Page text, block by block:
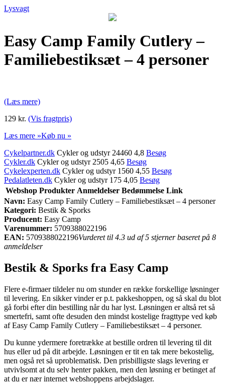
Lysvagt
Easy Camp Family Cutlery –
Familiebestiksæt – 4 personer
(Læs mere)
129 kr. (Vis fragtpris)
Læs mere »Køb nu »
Cykelpartner.dk Cykler og udstyr 24460 4,8 Besøg
Cykler.dk Cykler og udstyr 2505 4,65 Besøg
Cykelexperten.dk Cykler og udstyr 1560 4,55 Besøg
Pedalatleten.dk Cykler og udstyr 175 4,05 Besøg
Webshop Produkter Anmeldelser Bedømmelse Link
Navn: Easy Camp Family Cutlery – Familiebestiksæt – 4 personer
Kategori: Bestik & Sporks
Producent: Easy Camp
Varenummer: 5709388022196
EAN: 5709388022196Vurderet til 4.3 ud af 5 stjerner baseret på 8
anmeldelser
Bestik & Sporks fra Easy Camp
Flere e-firmaer tildeler nu om stunder en række forskellige løsninger
til levering. En sikker vinder er p.t. pakkeshoppen, og så skal du blot
gå forbi efter din bestilling når du har lyst. Løsningen er altså ret så
smertefri, samt ofte desuden den mindst kostelige fragttype ved køb
af Easy Camp Family Cutlery – Familiebestiksæt – 4 personer.
Du kunne ydermere foretrække at bestille ordren til levering til dit
hus eller ud på dit arbejde. Løsningen er tit en tak mere bekostelig,
men også ret så uproblematisk. Den prisbilligste slags levering er
utvivlsomt at du selv henter pakken, men den løsning er betinget af
at du er nær internet webshoppens arbejdslager.